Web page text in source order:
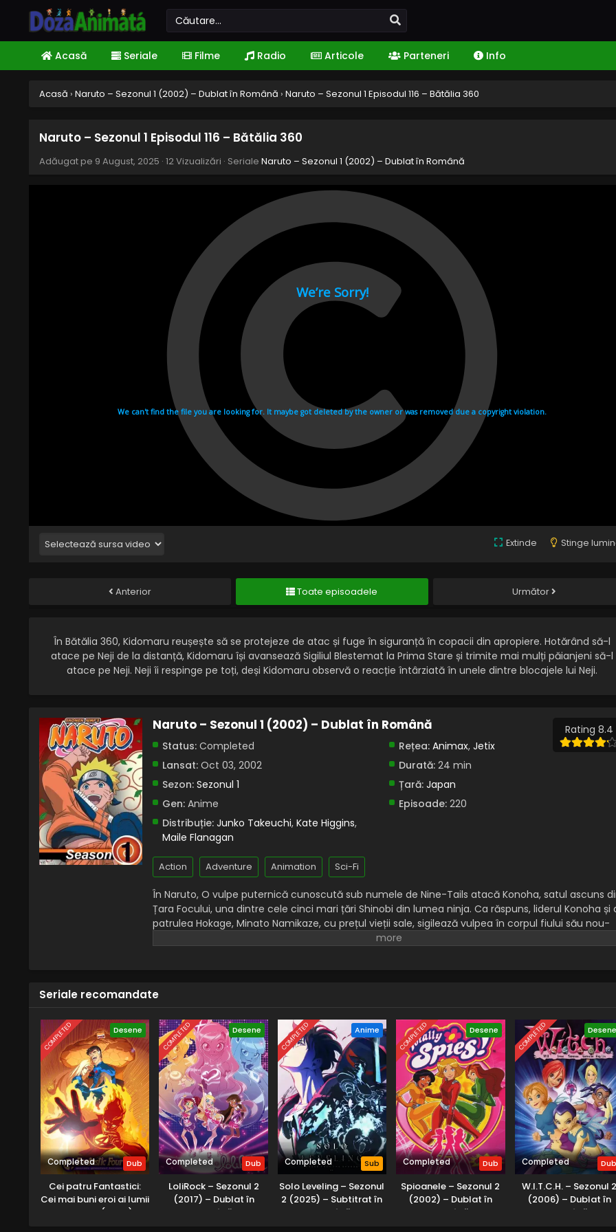
Acasă Seriale Filme Radio Articole Parteneri Info
Acasă › Naruto – Sezonul 1 (2002) – Dublat în Română › Naruto – Sezonul 1 Episodul 116 – Bătălia 360
Naruto – Sezonul 1 Episodul 116 – Bătălia 360
Adăugat pe 9 August, 2025 · 12 Vizualizări · Seriale Naruto – Sezonul 1 (2002) – Dublat în Română
Extinde Stinge
Anterior Toate episoadele Următor
În Bătălia 360, Kidomaru reușește să se protejeze de atac și fuge în siguranță în copacii din apropiere. Hotărând să-l
atace pe Neji de la distanță, Kidomaru își avansează Sigiliul Blestemat la Prima Stare și trimite mai mulți păianjeni să-l
atace pe Neji. Neji îi respinge pe toți, deși Kidomaru observă o reacție întârziată în unele dintre blocajele lui Neji.
Naruto – Sezonul 1 (2002) – Dublat în Română
Rating 8.4
Status: Completed Rețea: Animax, Jetix
Lansat: Oct 03, 2002 Durată:24 min
Sezon: Sezonul 1 Țară: Japan
Gen: Anime Episoade:220
Distribuție: Junko Takeuchi, Kate Higgins,
Maile Flanagan
Action Adventure Animation Sci-Fi
În Naruto, O vulpe puternică cunoscută sub numele de Nine-Tails atacă Konoha, satul ascuns
Țara Focului, una dintre cele cinci mari țări Shinobi din lumea ninja. Ca răspuns, liderul Konoha și
patrulea Hokage, Minato Namikaze, cu prețul vieții sale, sigilează vulpea în corpul fiului său nou-
născut, Naruto Uzumaki, făcându-l gazda bestiei.
Seriale recomandate
COMPLETED Desene
Completed Dub
Cei patru Fantastici:
Cei mai buni eroi ai lumii
– Sezonul 1 (2006) –
COMPLETED Desene
Completed Dub
LoliRock – Sezonul 2
(2017) – Dublat în
Română
COMPLETED Anime
Completed Sub
Solo Leveling – Sezonul
2 (2025) – Subtitrat în
Română
COMPLETED Desene
Completed Dub
Spioanele – Sezonul 2
(2002) – Dublat în
Română
COMPLETED Desene
Completed Dub
W.I.T.C.H. – Sezonul 2
(2006) – Dublat în
Română